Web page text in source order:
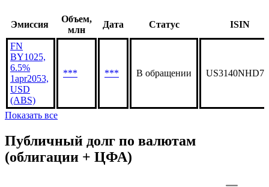
Эмиссия
Объем,
млн
Дата Статус ISIN
FN
BY1025,
6.5%
1apr2053,
USD
(ABS)
*** *** В обращении
Показать все
Публичный долг по валютам
(облигации + ЦФА)